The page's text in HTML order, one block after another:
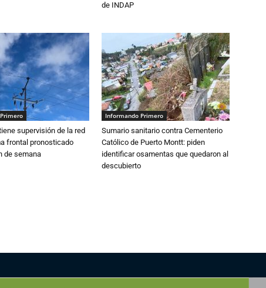
de INDAP
supervisión de la red
frontal pronosticado
de semana
Informando Primero
Sumario sanitario contra Cementerio
Católico de Puerto Montt: piden
identificar osamentas que quedaron al
descubierto